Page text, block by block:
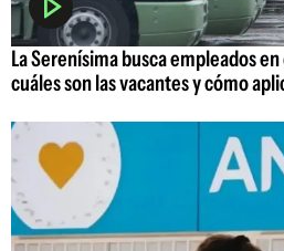
La Serenísima busca empleados
cuáles son las vacantes y cómo